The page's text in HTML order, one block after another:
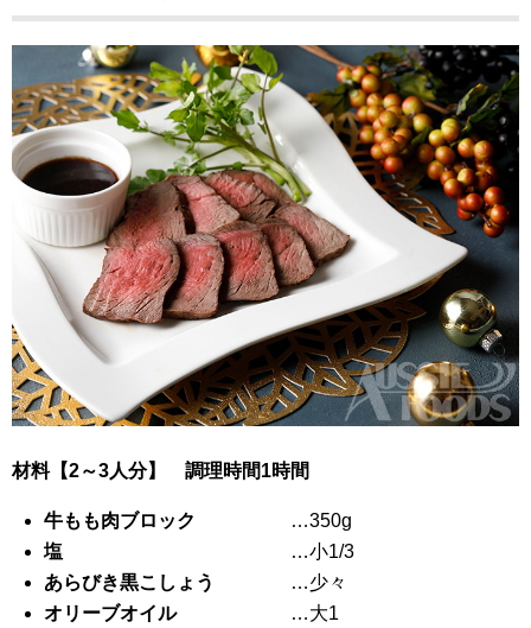
材料【2～3人分】 調理時間1時間
牛もも肉ブロック
…350g
塩 …小1/3
あらびき黒こしょう
…少々
オリーブオイル
…大1